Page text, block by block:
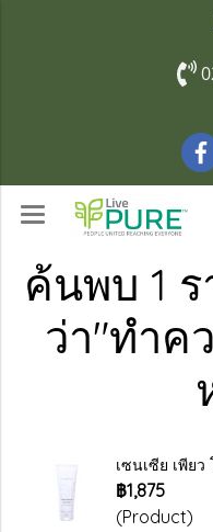
ค้นพบ 1
ว่า"ทำค
เซนเซีย เพีย
฿1,875
(Product)